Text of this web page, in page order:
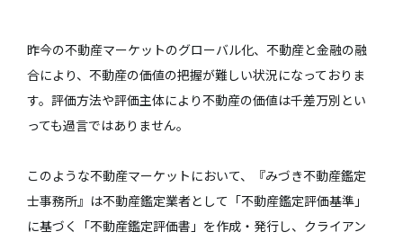
昨今の不動産マーケットのグローバル化、不動産と金融の融
合により、不動産の価値の把握が難しい状況になっておりま
す。評価方法や評価主体により不動産の価値は千差万別とい
っても過言ではありません。
このような不動産マーケットにおいて、『みづき不動産鑑定
士事務所』は不動産鑑定業者として「不動産鑑定評価基準」
に基づく「不動産鑑定評価書」を作成・発行し、クライアン